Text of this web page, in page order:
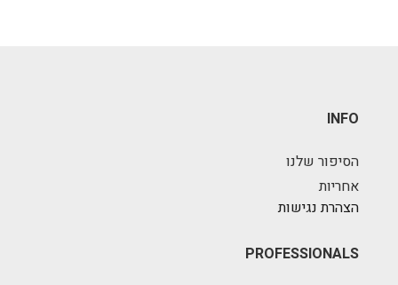
INFO
הסיפור שלנו
אחריות
הצהרת נגישות
PROFESSIONALS